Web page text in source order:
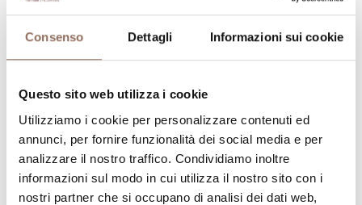
Consenso Dettagli Informazioni sui cookie
Questo sito web utilizza i cookie
Utilizziamo i cookie per personalizzare contenuti ed
annunci, per fornire funzionalità dei social media e per
analizzare il nostro traffico. Condividiamo inoltre
informazioni sul modo in cui utilizza il nostro sito con i
nostri partner che si occupano di analisi dei dati web,
che si perdetraibricchi e iborghiroeriniesulle onde
dellaLanga del Barbaresco La webcam Panomaxdel
signorCesare Aliberti, collocata sullaterrazza della
operativa. Classe 1925, un amore profondo per la
fotografia e il paesaggioe tantapassionee curiosità
la tecnologia , il signor Cesare si è occupato
personalmente alcuni anni fa dell’installazione della
webcam,contattando di persona i fornitori e